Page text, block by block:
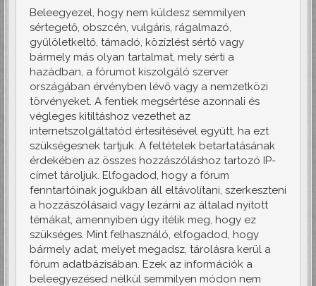
Beleegyezel, hogy nem küldesz semmilyen
sértegető, obszcén, vulgáris, rágalmazó,
gyűlöletkeltő, támadó, közízlést sértő vagy
bármely más olyan tartalmat, mely sérti a
hazádban, a fórumot kiszolgáló szerver
országában érvényben lévő vagy a nemzetközi
törvényeket. A fentiek megsértése azonnali és
végleges kitiltáshoz vezethet az
internetszolgáltatód értesítésével együtt, ha ezt
szükségesnek tartjuk. A feltételek betartatásának
érdekében az összes hozzászóláshoz tartozó IP-
címet tároljuk. Elfogadod, hogy a fórum
fenntartóinak jogukban áll eltávolítani, szerkeszteni
a hozzászólásaid vagy lezárni az általad nyitott
témákat, amennyiben úgy ítélik meg, hogy ez
szükséges. Mint felhasználó, elfogadod, hogy
bármely adat, melyet megadsz, tárolásra kerül a
fórum adatbázisában. Ezek az információk a
beleegyezésed nélkül semmilyen módon nem